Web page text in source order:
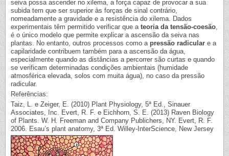
seiva possa ascender no xilema, a força capaz de provocar a sua
subida tem que ser superior às forças de sinal contrário,
nomeadamente a gravidade e a resistência do xilema. Dados
experimentais têm permitido verificar que a teoria da tensão-coesão,
é o único modelo que permite explicar a ascensão da seiva nas
plantas. No entanto, outros processos como a pressão radicular e a
capilaridade contribuem também para a ascensão da água,
especialmente quando as distâncias a percorrer são curtas e quando
se verificam determinadas condições ambientais (humidade
atmosférica elevada, solos com muita água), no caso da pressão
radicular.
Referências:
Taiz, L. e Zeiger, E. (2010) Plant Physiology, 5ª Ed., Sinauer
Associates, Inc. Evert, R. F. e Eichhorn, S. E. (2013) Raven Biology
of Plants. W. H. Freeman and Company Publichers, NY. Evert, R. F.
2006. Esau’s plant anatomy, 3ª Ed. Willey-InterScience, New Jersey